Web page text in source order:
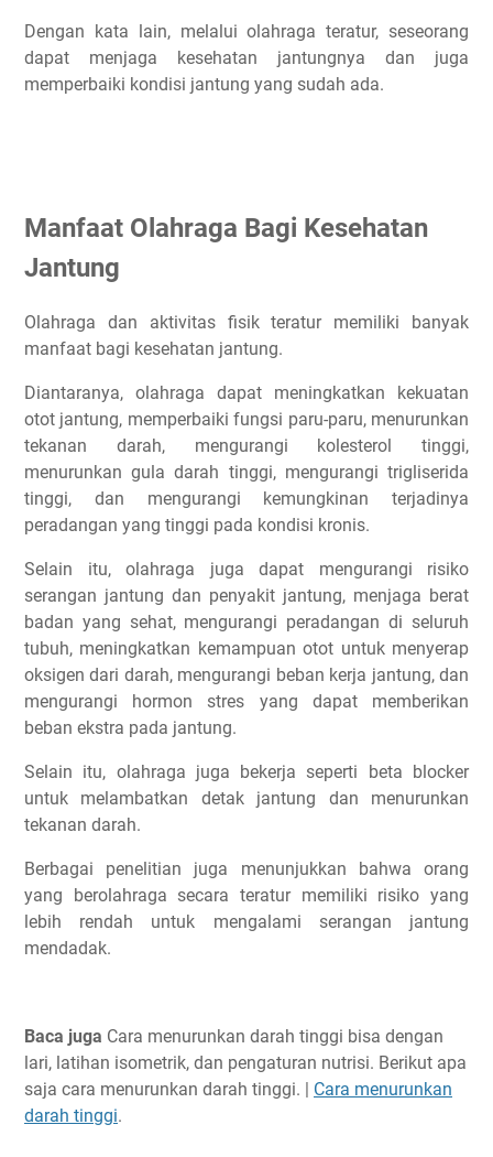
Bagaimana Cara Memperkuat Jantung?
Melakukan olahraga teratur
Hindari alkohol
Tidur yang cukup
Kurangi makanan cepat saji
Minum air yang cukup
Mengurangi konsumsi gula tambahan
Rutin memeriksakan kesehatan
Olahraga Yang Baik Untuk Jantung
Latihan Aerobik
Latihan Kekuatan
Peregangan
Apakah Lari Bagus Untuk Jantung?
Meningkatkan kekuatan jantung
Meningkatkan kapasitas paru-paru
Menstabilkan tekanan darah
Mengontrol berat badan
Apakah Lemah Jantung Boleh Olahraga?
Waktu Olahraga Yang Baik Untuk Jantung
Olahraga di pagi hari
Olahraga di sore hari
Program Olahraga Jantung Dengan Lari & Latihan Otot
Kesimpulan
Daftar Para Ahli di Artikel Ini
Dengan kata lain, melalui olahraga teratur, seseorang
dapat menjaga kesehatan jantungnya dan juga
memperbaiki kondisi jantung yang sudah ada.
Manfaat Olahraga Bagi Kesehatan
Jantung
Olahraga dan aktivitas fisik teratur memiliki banyak
manfaat bagi kesehatan jantung.
Diantaranya, olahraga dapat meningkatkan kekuatan
otot jantung, memperbaiki fungsi paru-paru, menurunkan
tekanan darah, mengurangi kolesterol tinggi,
menurunkan gula darah tinggi, mengurangi trigliserida
tinggi, dan mengurangi kemungkinan terjadinya
peradangan yang tinggi pada kondisi kronis.
Selain itu, olahraga juga dapat mengurangi risiko
serangan jantung dan penyakit jantung, menjaga berat
badan yang sehat, mengurangi peradangan di seluruh
tubuh, meningkatkan kemampuan otot untuk menyerap
oksigen dari darah, mengurangi beban kerja jantung, dan
mengurangi hormon stres yang dapat memberikan
beban ekstra pada jantung.
Selain itu, olahraga juga bekerja seperti beta blocker
untuk melambatkan detak jantung dan menurunkan
tekanan darah.
Berbagai penelitian juga menunjukkan bahwa orang
yang berolahraga secara teratur memiliki risiko yang
lebih rendah untuk mengalami serangan jantung
mendadak.
Baca juga Cara menurunkan darah tinggi bisa dengan
lari, latihan isometrik, dan pengaturan nutrisi. Berikut apa
saja cara menurunkan darah tinggi. | Cara menurunkan
darah tinggi.